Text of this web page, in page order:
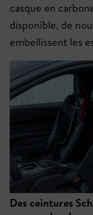
casque en
disponible, de
embellissent les
Des ceintures